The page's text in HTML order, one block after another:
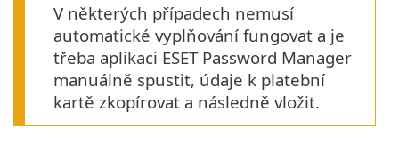
V některých případech nemusí
automatické vyplňování fungovat a je
třeba aplikaci ESET Password Manager
manuálně spustit, údaje k platební
kartě zkopírovat a následně vložit.